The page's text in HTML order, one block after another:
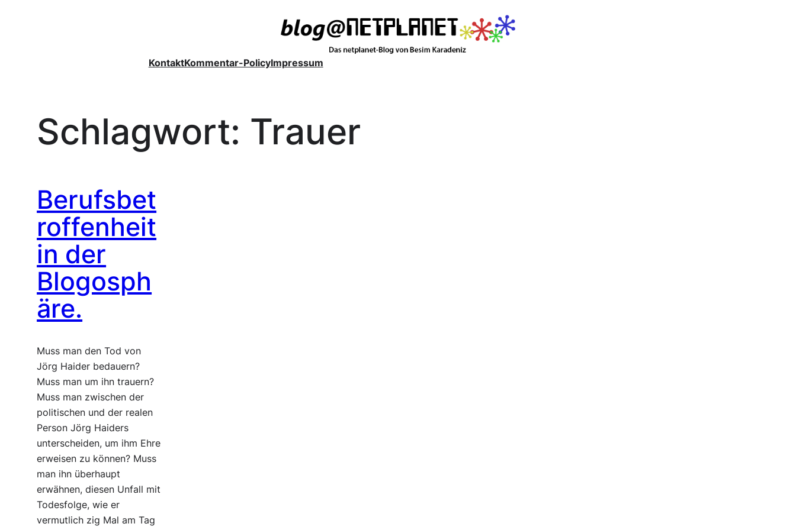
KontaktKommentar-PolicyImpressum
Schlagwort: Trauer
Berufsbet
roffenheit
in der
Blogosph
äre.
Muss man den Tod von
Jörg Haider bedauern?
Muss man um ihn trauern?
Muss man zwischen der
politischen und der realen
Person Jörg Haiders
unterscheiden, um ihm Ehre
erweisen zu können? Muss
man ihn überhaupt
erwähnen, diesen Unfall mit
Todesfolge, wie er
vermutlich zig Mal am Tag